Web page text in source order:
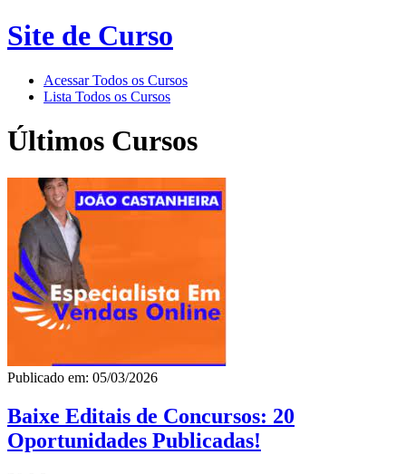
Site de Curso
Acessar Todos os Cursos
Lista Todos os Cursos
Últimos Cursos
Publicado em: 05/03/2026
Baixe Editais de Concursos: 20
Oportunidades Publicadas!